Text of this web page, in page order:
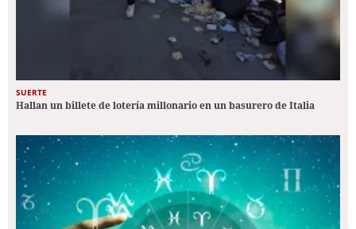
SUERTE
Hallan un billete de lotería millonario en un basurero de Italia